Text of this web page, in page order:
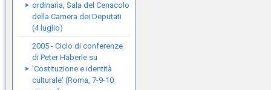
ordinaria, Sala del Cenacolo
della Camera dei Deputati
(4 luglio)
2005 - Ciclo di conferenze
di Peter Häberle su
'Costituzione e identità
culturale' (Roma, 7-9-10